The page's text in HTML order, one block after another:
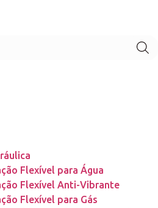
Flexível para Água
Flexível Anti-Vibrante
Flexível para Gás